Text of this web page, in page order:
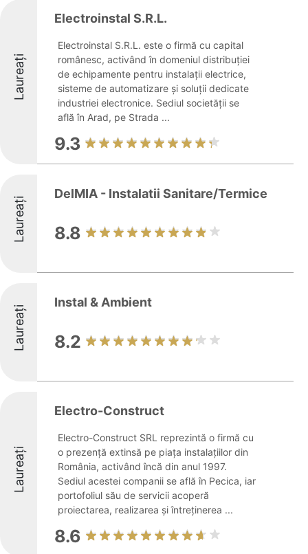
Laureați
Electroinstal S.R.L.
Electroinstal S.R.L. este o firmă cu capital
românesc, activând în domeniul distribuției
de echipamente pentru instalații electrice,
sisteme de automatizare și soluții dedicate
industriei electronice. Sediul societății se
află în Arad, pe Strada ...
9.3
Laureați
DelMIA - Instalatii Sanitare/Termice
8.8
Laureați
Instal & Ambient
8.2
Laureați
Electro-Construct
Electro-Construct SRL reprezintă o firmă cu
o prezență extinsă pe piața instalațiilor din
România, activând încă din anul 1997.
Sediul acestei companii se află în Pecica, iar
portofoliul său de servicii acoperă
proiectarea, realizarea și întreținerea ...
8.6